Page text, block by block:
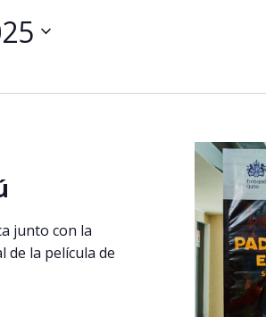
junto con la
de la película de